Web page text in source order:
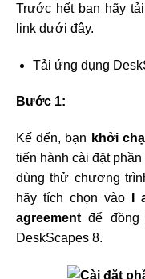
Trước hết bạn hãy
link dưới đây.
Tải ứng dụng
Bước 1:
Kế đến, bạn khởi
tiến hành cài đặt
dùng thử chương
hãy tích chọn vào
I
agreementđể
DeskScapes 8.